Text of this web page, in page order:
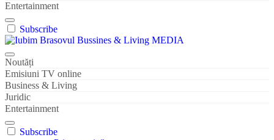
Entertainment
Subscribe
Iubim Brasovul Bussines & Living MEDIA
Din pasiune și dragoste pentru Brașoveni
Noutăți
Emisiuni TV online
Business & Living
Juridic
Entertainment
Subscribe